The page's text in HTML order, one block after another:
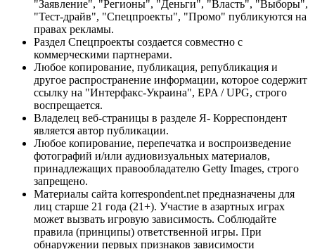
"Заявление", "Регионы", "Деньги", "Власть", "Выборы",
"Тест-драйв", "Спецпроекты", "Промо" публикуются на
правах рекламы.
Раздел Спецпроекты создается совместно с
коммерческими партнерами.
Любое копирование, публикация, републикация и
другое распространение информации, которое содержит
ссылку на "Интерфакс-Украина", EPA / UPG, строго
воспрещается.
Владелец веб-страницы в разделе Я- Корреспондент
является автор публикации.
Любое копирование, перепечатка и воспроизведение
фотографий и/или аудиовизуальных материалов,
принадлежащих правообладателю Getty Images, строго
запрещено.
Материалы сайта korrespondent.net предназначены для
лиц старше 21 года (21+). Участие в азартных играх
может вызвать игровую зависимость. Соблюдайте
правила (принципы) ответственной игры. При
обнаружении первых признаков зависимости